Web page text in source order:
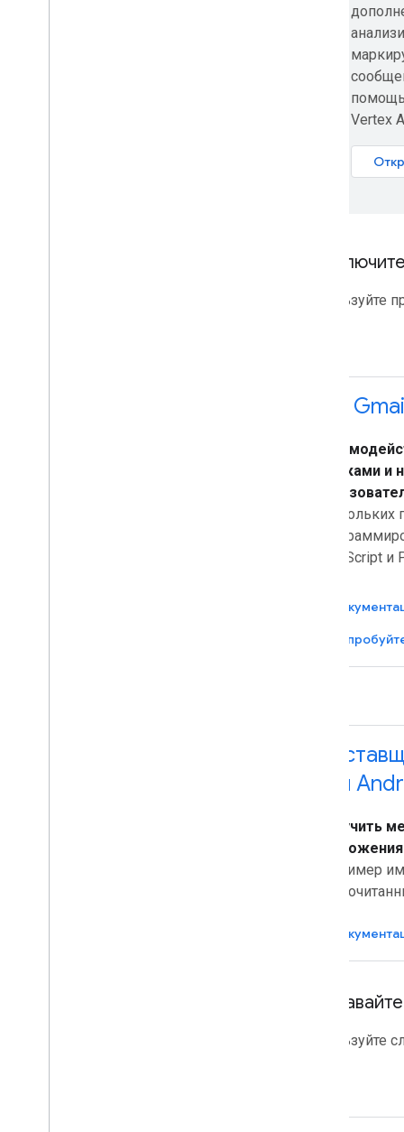
Vertex
Используйте
API
ящиками и
JavaScript и
для
Получить
например
Используйте